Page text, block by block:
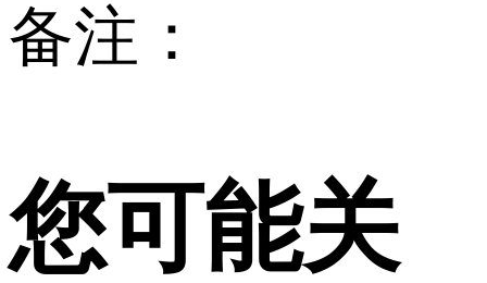
备注：
您可能关